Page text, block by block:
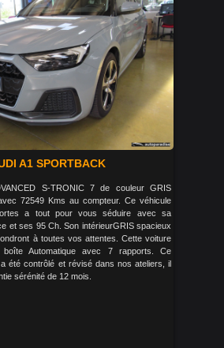
A1 SPORTBACK
S-TRONIC 7 de couleur GRIS
72549 Kms au compteur. Ce véhicule
a tout pour vous séduire avec sa
et ses 95 Ch. Son intérieurGRIS spacieux
à toutes vos attentes. Cette voiture
Automatique avec 7 rapports. Ce
été contrôlé et révisé dans nos ateliers, il
sérénité de 12 mois.